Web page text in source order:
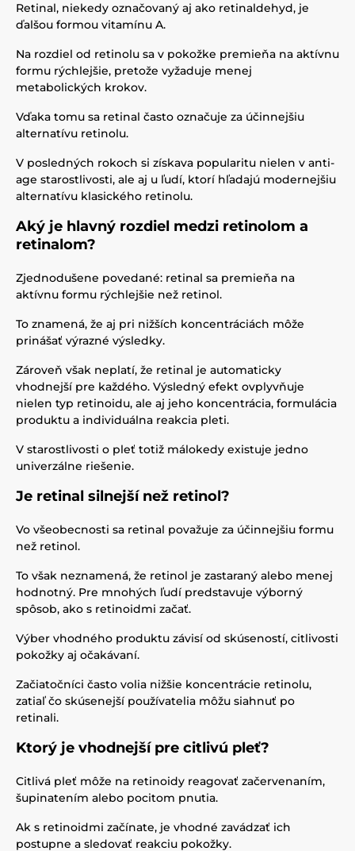
Retinal, niekedy označovaný aj ako retinaldehyd, je
ďalšou formou vitamínu A.
Na rozdiel od retinolu sa v pokožke premieňa na aktívnu
formu rýchlejšie, pretože vyžaduje menej
metabolických krokov.
Vďaka tomu sa retinal často označuje za účinnejšiu
alternatívu retinolu.
V posledných rokoch si získava popularitu nielen v anti-
age starostlivosti, ale aj u ľudí, ktorí hľadajú modernejšiu
alternatívu klasického retinolu.
Aký je hlavný rozdiel medzi retinolom a
retinalom?
Zjednodušene povedané: retinal sa premieňa na
aktívnu formu rýchlejšie než retinol.
To znamená, že aj pri nižších koncentráciách môže
prinášať výrazné výsledky.
Zároveň však neplatí, že retinal je automaticky
vhodnejší pre každého. Výsledný efekt ovplyvňuje
nielen typ retinoidu, ale aj jeho koncentrácia, formulácia
produktu a individuálna reakcia pleti.
V starostlivosti o pleť totiž málokedy existuje jedno
univerzálne riešenie.
Je retinal silnejší než retinol?
Vo všeobecnosti sa retinal považuje za účinnejšiu formu
než retinol.
To však neznamená, že retinol je zastaraný alebo menej
hodnotný. Pre mnohých ľudí predstavuje výborný
spôsob, ako s retinoidmi začať.
Výber vhodného produktu závisí od skúseností, citlivosti
pokožky aj očakávaní.
Začiatočníci často volia nižšie koncentrácie retinolu,
zatiaľ čo skúsenejší používatelia môžu siahnuť po
retinali.
Ktorý je vhodnejší pre citlivú pleť?
Citlivá pleť môže na retinoidy reagovať začervenaním,
šupinatením alebo pocitom pnutia.
Ak s retinoidmi začínate, je vhodné zavádzať ich
postupne a sledovať reakciu pokožky.